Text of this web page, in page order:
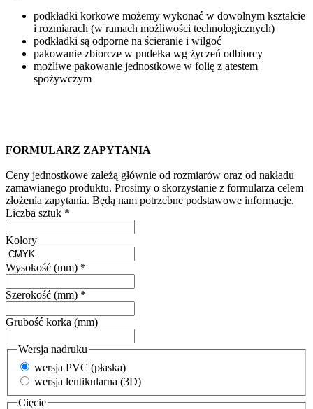
podkładki korkowe możemy wykonać w dowolnym kształcie
i rozmiarach (w ramach możliwości technologicznych)
podkładki są odporne na ścieranie i wilgoć
pakowanie zbiorcze w pudełka wg życzeń odbiorcy
możliwe pakowanie jednostkowe w folię z atestem
spożywczym
FORMULARZ ZAPYTANIA
Ceny jednostkowe zależą głównie od rozmiarów oraz od nakładu
zamawianego produktu. Prosimy o skorzystanie z formularza celem
złożenia zapytania. Będą nam potrzebne podstawowe informacje.
Liczba sztuk *
Kolory
Wysokość (mm) *
Szerokość (mm) *
Grubość korka (mm)
Wersja nadruku
wersja PVC (płaska)
wersja lentikularna (3D)
Cięcie